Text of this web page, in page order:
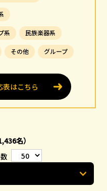
系 民族楽器系
その他 グループ
表はこちら
名）